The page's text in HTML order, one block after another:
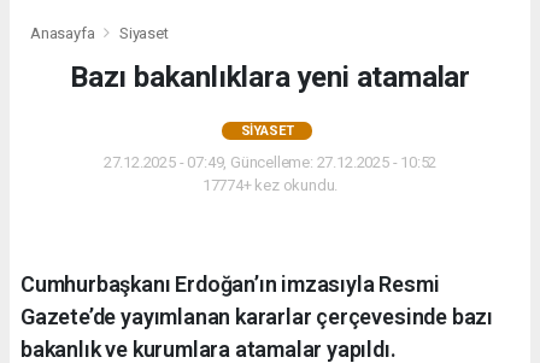
Anasayfa Siyaset
Bazı bakanlıklara yeni atamalar
SIYASET
27.12.2025 - 07:49, Güncelleme: 27.12.2025 - 10:52
17774+ kez okundu.
Cumhurbaşkanı Erdoğan’ın imzasıyla Resmi
Gazete’de yayımlanan kararlar çerçevesinde bazı
bakanlık ve kurumlara atamalar yapıldı.